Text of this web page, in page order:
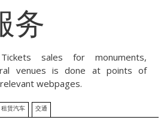
务
sales for monuments,
venues is done at points of
webpages.
租赁汽车 交通